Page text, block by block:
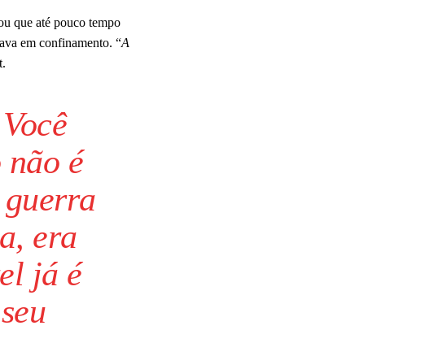
que até pouco tempo
em confinamento. “A
é
era
já é